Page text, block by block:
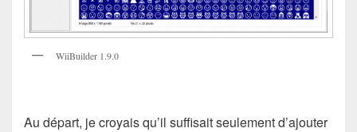
WiiBuilder 1.9.0
Au départ, je croyais qu’il suffisait seulement d’ajouter